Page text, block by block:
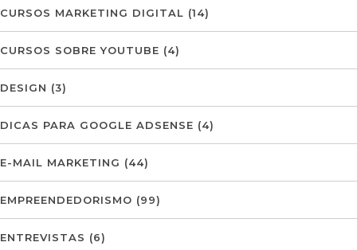
CURSOS MARKETING DIGITAL (14)
CURSOS SOBRE YOUTUBE (4)
DESIGN (3)
DICAS PARA GOOGLE ADSENSE (4)
E-MAIL MARKETING (44)
EMPREENDEDORISMO (99)
ENTREVISTAS (6)